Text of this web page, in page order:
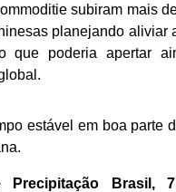
subiram mais
planejando aliviar
que poderia apertar
estável em boa parte
Precipitação Brasil ,